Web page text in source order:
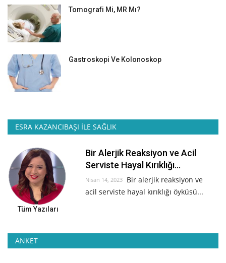
Tomografi Mi, MR Mı?
Gastroskopi Ve Kolonoskop
ESRA KAZANCIBAŞI İLE SAĞLIK
Bir Alerjik Reaksiyon ve Acil
Serviste Hayal Kırıklığı...
Nisan 14, 2023 Bir alerjik reaksiyon ve
acil serviste hayal kırıklığı öyküsü...
Tüm Yazıları
ANKET